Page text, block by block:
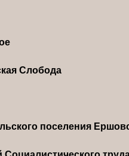
Слобода
поселения